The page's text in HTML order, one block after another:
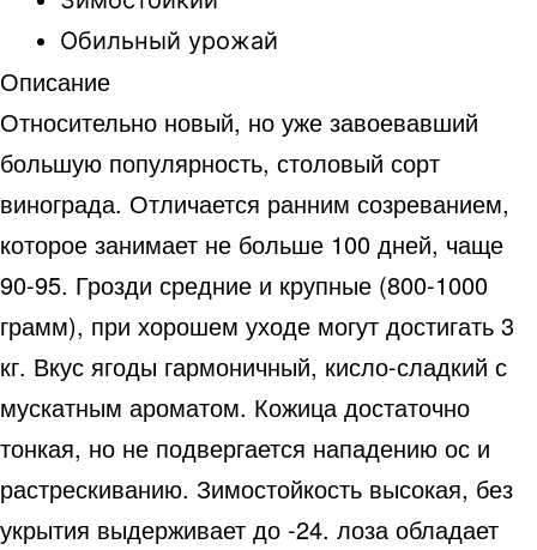
Обильный урожай
Описание
Относительно новый, но уже завоевавший
большую популярность, столовый сорт
винограда. Отличается ранним созреванием,
которое занимает не больше 100 дней, чаще
90-95. Грозди средние и крупные (800-1000
грамм), при хорошем уходе могут достигать 3
кг. Вкус ягоды гармоничный, кисло-сладкий с
мускатным ароматом. Кожица достаточно
тонкая, но не подвергается нападению ос и
растрескиванию. Зимостойкость высокая, без
укрытия выдерживает до -24. лоза обладает